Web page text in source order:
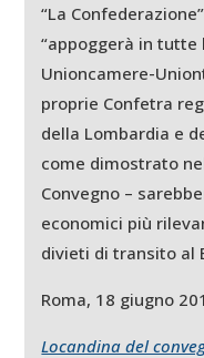
“La
“appoggerà in tutte
Unioncamere-
proprie Confetra
della Lombardia e
come dimostrato
Convegno –
economici più
divieti di transito al
Roma, 18 giugno
Locandina del